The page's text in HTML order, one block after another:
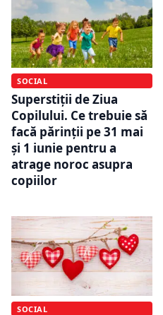
SOCIAL
Superstiții de Ziua
Copilului. Ce trebuie să
facă părinții pe 31 mai
și 1 iunie pentru a
atrage noroc asupra
copiilor
SOCIAL